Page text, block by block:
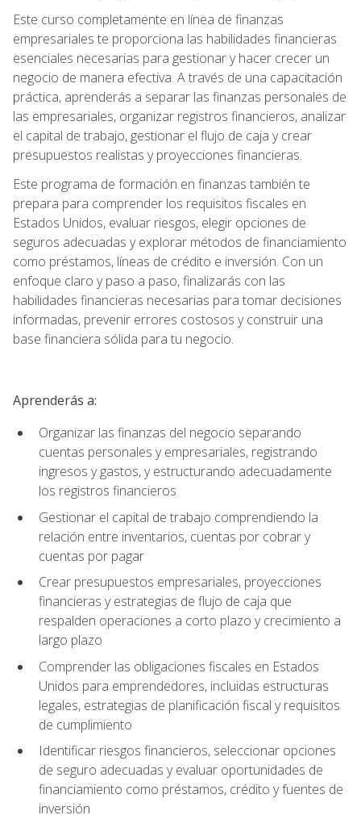
Este curso completamente en línea de finanzas
empresariales te proporciona las habilidades financieras
esenciales necesarias para gestionar y hacer crecer un
negocio de manera efectiva. A través de una capacitación
práctica, aprenderás a separar las finanzas personales de
las empresariales, organizar registros financieros, analizar
el capital de trabajo, gestionar el flujo de caja y crear
presupuestos realistas y proyecciones financieras.
Este programa de formación en finanzas también te
prepara para comprender los requisitos fiscales en
Estados Unidos, evaluar riesgos, elegir opciones de
seguros adecuadas y explorar métodos de financiamiento
como préstamos, líneas de crédito e inversión. Con un
enfoque claro y paso a paso, finalizarás con las
habilidades financieras necesarias para tomar decisiones
informadas, prevenir errores costosos y construir una
base financiera sólida para tu negocio.
Aprenderás a:
Organizar las finanzas del negocio separando
cuentas personales y empresariales, registrando
ingresos y gastos, y estructurando adecuadamente
los registros financieros
Gestionar el capital de trabajo comprendiendo la
relación entre inventarios, cuentas por cobrar y
cuentas por pagar
Crear presupuestos empresariales, proyecciones
financieras y estrategias de flujo de caja que
respalden operaciones a corto plazo y crecimiento a
largo plazo
Comprender las obligaciones fiscales en Estados
Unidos para emprendedores, incluidas estructuras
legales, estrategias de planificación fiscal y requisitos
de cumplimiento
Identificar riesgos financieros, seleccionar opciones
de seguro adecuadas y evaluar oportunidades de
financiamiento como préstamos, crédito y fuentes de
inversión